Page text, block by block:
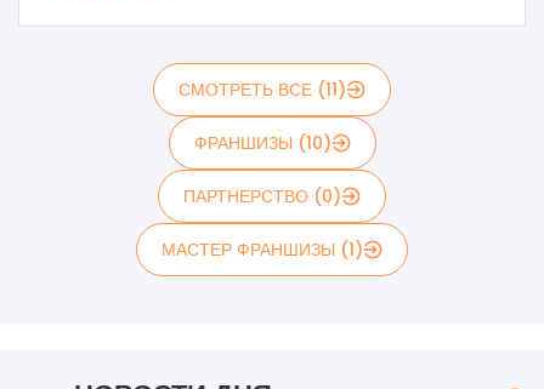
СМОТРЕТЬ ВСЕ (11)
ФРАНШИЗЫ (10)
ПАРТНЕРСТВО (0)
МАСТЕР ФРАНШИЗЫ (1)